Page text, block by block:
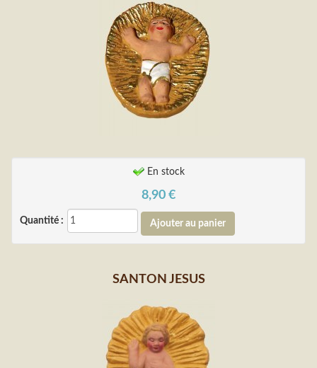
En stock
8,90 €
Quantité :
SANTON JESUS